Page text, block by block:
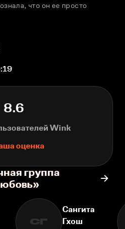
что он ее просто
8.6
Wink
оценка
группа
СГ
Сангита
Гхош